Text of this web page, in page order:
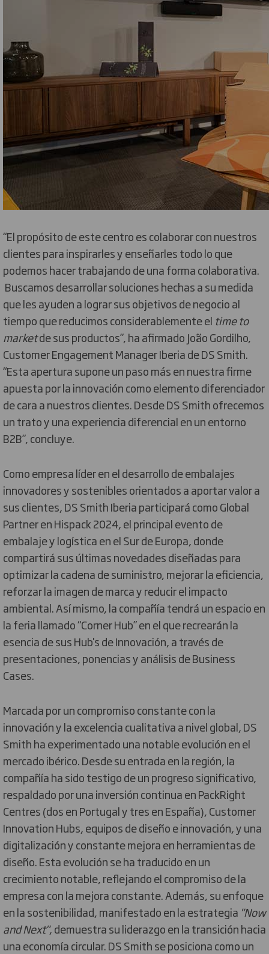
“El propósito de este centro es colaborar con nuestros
clientes para inspirarles y enseñarles todo lo que
podemos hacer trabajando de una forma colaborativa.
Buscamos desarrollar soluciones hechas a su medida
que les ayuden a lograr sus objetivos de negocio al
tiempo que reducimos considerablemente el time to
marketde sus productos”, ha afirmado João Gordilho,
Customer Engagement Manager Iberia de DS Smith.
“Esta apertura supone un paso más en nuestra firme
apuesta por la innovación como elemento diferenciador
de cara a nuestros clientes. Desde DS Smith ofrecemos
un trato y una experiencia diferencial en un entorno
B2B”, concluye.
Como empresa líder en el desarrollo de embalajes
innovadores y sostenibles orientados a aportar valor a
sus clientes, DS Smith Iberia participará como Global
Partner en Hispack 2024, el principal evento de
embalaje y logística en el Sur de Europa, donde
compartirá sus últimas novedades diseñadas para
optimizar la cadena de suministro, mejorar la eficiencia,
reforzar la imagen de marca y reducir el impacto
ambiental. Así mismo, la compañía tendrá un espacio en
la feria llamado “Corner Hub” en el que recrearán la
esencia de sus Hub's de Innovación, a través de
presentaciones, ponencias y análisis de Business
Cases.
Marcada por un compromiso constante con la
innovación y la excelencia cualitativa a nivel global, DS
Smith ha experimentado una notable evolución en el
mercado ibérico. Desde su entrada en la región, la
compañía ha sido testigo de un progreso significativo,
respaldado por una inversión continua en PackRight
Centres (dos en Portugal y tres en España), Customer
Innovation Hubs, equipos de diseño e innovación, y una
digitalización y constante mejora en herramientas de
diseño. Esta evolución se ha traducido en un
crecimiento notable, reflejando el compromiso de la
empresa con la mejora constante. Además, su enfoque
en la sostenibilidad, manifestado en la estrategia "Now
and Next", demuestra su liderazgo en la transición hacia
una economía circular. DS Smith se posiciona como un